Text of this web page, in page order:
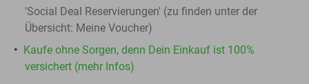
'Social Deal Reservierungen' (zu finden unter der
Übersicht: Meine Voucher)
Kaufe ohne Sorgen, denn Dein Einkauf ist 100%
versichert (mehr Infos)